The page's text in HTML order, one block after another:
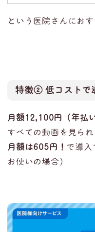
という医院さんにお
特徴② 低コストで
月額12,100円（年払
すべての動画を見られ
月額は605円！ で導
お使いの場合）